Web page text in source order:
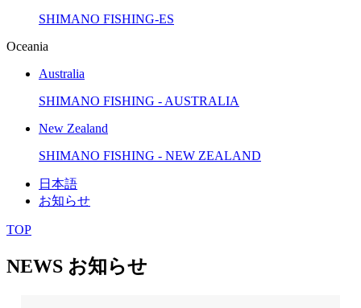
SHIMANO FISHING-ES
Oceania
Australia
SHIMANO FISHING - AUSTRALIA
New Zealand
SHIMANO FISHING - NEW ZEALAND
日本語
お知らせ
TOP
NEWS お知らせ